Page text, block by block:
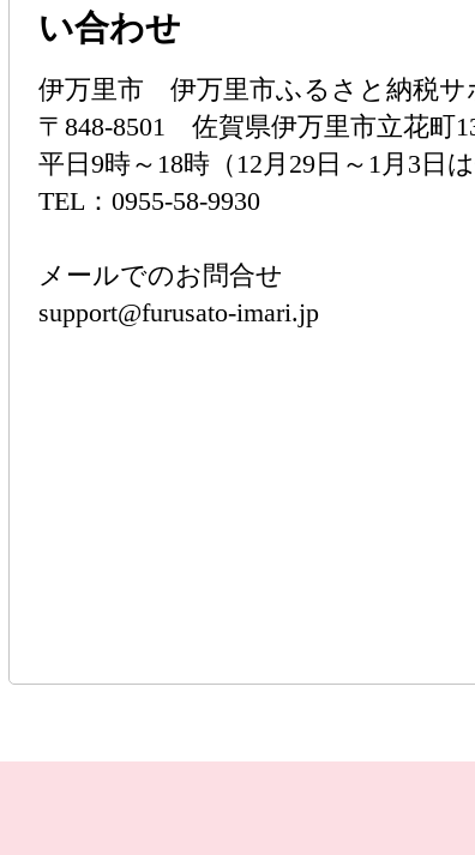
い合わせ
伊万里市 伊万里市ふるさと納税サ
〒848-8501 佐賀県伊万里市立花町
平日9時～18時（12月29日～1月3日は
TEL：0955-58-9930
メールでのお問合せ
support@furusato-imari.jp